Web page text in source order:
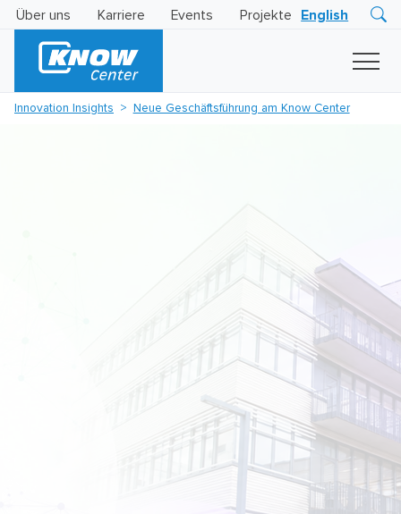
Über uns Karriere Events Projekte English
Insights
Innovation Insights Neue Geschäftsführung am Know Center